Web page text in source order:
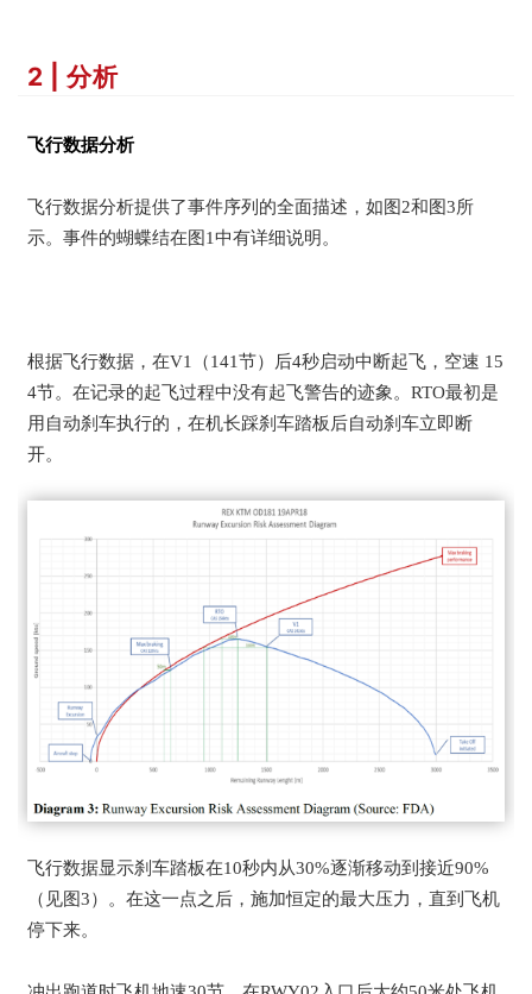
2 | 分析
飞行数据分析
飞行数据分析提供了事件序列的全面描述，如图2和图3所
示。事件的蝴蝶结在图1中有详细说明。
根据飞行数据，在V1（141节）后4秒启动中断起飞，空速 15
4节。在记录的起飞过程中没有起飞警告的迹象。RTO最初是
用自动刹车执行的，在机长踩刹车踏板后自动刹车立即断
开。
飞行数据显示刹车踏板在10秒内从30%逐渐移动到接近90%
（见图3）。在这一点之后，施加恒定的最大压力，直到飞机
停下来。